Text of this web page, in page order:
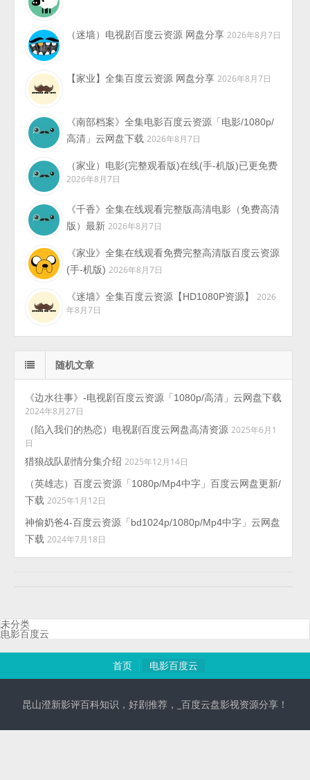
（迷墙）电视剧百度云资源 网盘分享 2026年8月7日
【家业】全集百度云资源 网盘分享 2026年8月7日
《南部档案》全集电影百度云资源「电影/1080p/
高清」云网盘下载 2026年8月7日
（家业）电影(完整观看版)在线(手-机版)已更免费
2026年8月7日
《千香》全集在线观看完整版高清电影（免费高清
版）最新 2026年8月7日
《家业》全集在线观看免费完整高清版百度云资源
(手-机版) 2026年8月7日
《迷墙》全集百度云资源【HD1080P资源】
2026
年8月7日
随机文章
《边水往事》-电视剧百度云资源「1080p/高清」云网盘下载
2024年8月27日
（陷入我们的热恋）电视剧百度云网盘高清资源 2025年6月1
日
猎狼战队剧情分集介绍 2025年12月14日
（英雄志）百度云资源「1080p/Mp4中字」百度云网盘更新/
下载 2025年1月12日
神偷奶爸4-百度云资源「bd1024p/1080p/Mp4中字」云网盘
下载 2024年7月18日
未分类
电影百度云
首页 电影百度云
昆山澄新影评百科知识，好剧推荐，_百度云盘影视资源分享！